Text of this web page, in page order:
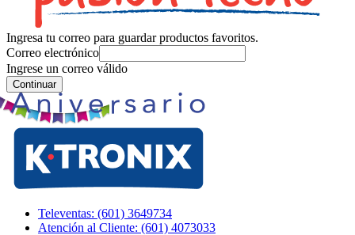
Ingresa tu correo para guardar productos favoritos.
Correo electrónico
Ingrese un correo válido
Continuar
Televentas: (601) 3649734
Atención al Cliente: (601) 4073033